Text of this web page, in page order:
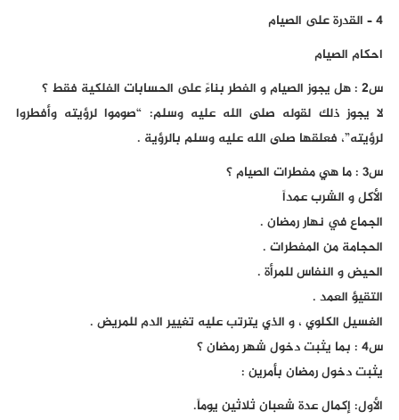
4 – القدرة على الصيام
احكام الصيام
س2 : هل يجوز الصيام و الفطر بناءً على الحسابات الفلكية فقط ؟
لا يجوز ذلك لقوله صلى الله عليه وسلم: “صوموا لرؤيته وأفطروا
لرؤيته”، فعلقها صلى الله عليه وسلم بالرؤية .
س3 : ما هي مفطرات الصيام ؟
الأكل و الشرب عمداً
الجماع في نهار رمضان .
الحجامة من المفطرات .
الحيض و النفاس للمرأة .
التقيؤ العمد .
الغسيل الكلوي ، و الذي يترتب عليه تغيير الدم للمريض .
س4 : بما يثبت دخول شهر رمضان ؟
يثبت دخول رمضان بأمرين :
الأول: إكمال عدة شعبان ثلاثين يوماً.